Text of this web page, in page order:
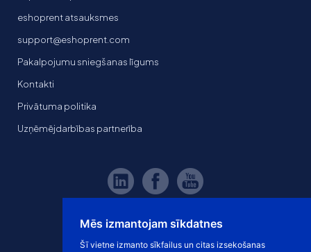
Mēs izmantojam sīkdatnes
Šī vietne izmanto sīkfailus un citas izsekošanas
eshoprent atsauksmes
support@eshoprent.com
Pakalpojumu sniegšanas līgums
Kontakti
Privātuma politika
Uzņēmējdarbības partnerība